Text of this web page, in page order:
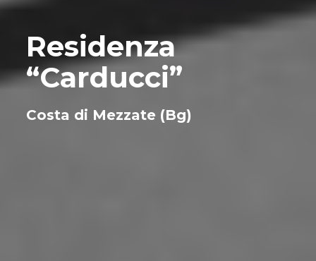
Residenza
“Carducci”
Costa di Mezzate (Bg)